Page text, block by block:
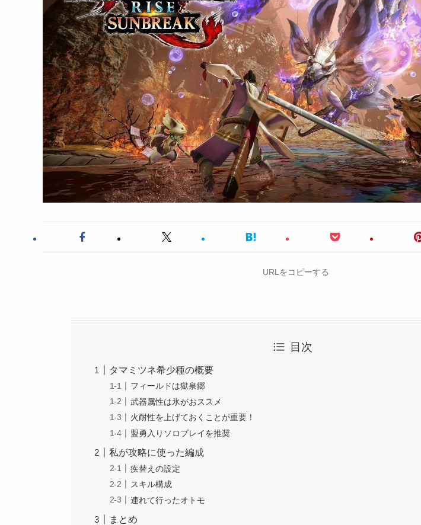
URLをコピーする
目次
タマミツネ希少種の概要
フィールドは獄泉郷
武器属性は氷がおススメ
火耐性を上げておくことが重要！
盟勇入りソロプレイを推奨
私が攻略に使った編成
疾替えの設定
スキル構成
連れて行ったオトモ
まとめ